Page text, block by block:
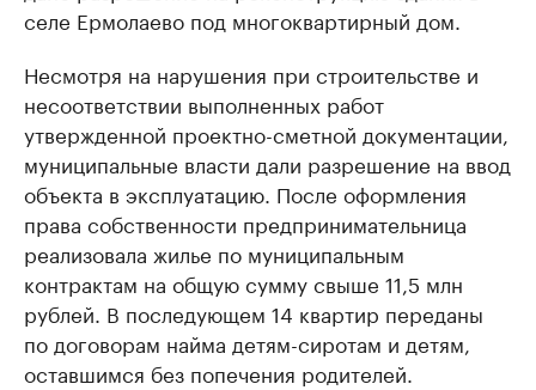
селе Ермолаево под многоквартирный дом.
Несмотря на нарушения при строительстве и
несоответствии выполненных работ
утвержденной проектно-сметной документации,
муниципальные власти дали разрешение на ввод
объекта в эксплуатацию. После оформления
права собственности предпринимательница
реализовала жилье по муниципальным
контрактам на общую сумму свыше 11,5 млн
рублей. В последующем 14 квартир переданы
по договорам найма детям-сиротам и детям,
оставшимся без попечения родителей.